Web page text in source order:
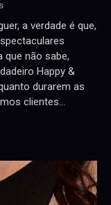
a verdade é que,
que não sabe,
Happy &
durarem as
clientes…